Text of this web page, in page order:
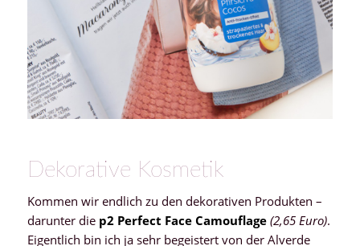
Dekorative Kosmetik
Kommen wir endlich zu den dekorativen Produkten –
darunter die p2 Perfect Face Camouflage(2,65 Euro).
Eigentlich bin ich ja sehr begeistert von der Alverde